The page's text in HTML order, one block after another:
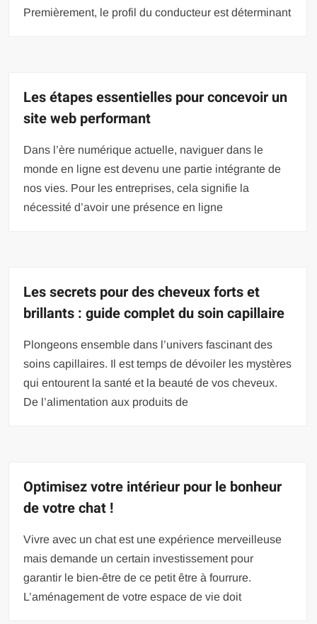
Premièrement, le profil du conducteur est déterminant
Les étapes essentielles pour concevoir un
site web performant
Dans l’ère numérique actuelle, naviguer dans le
monde en ligne est devenu une partie intégrante de
nos vies. Pour les entreprises, cela signifie la
nécessité d’avoir une présence en ligne
Les secrets pour des cheveux forts et
brillants : guide complet du soin capillaire
Plongeons ensemble dans l’univers fascinant des
soins capillaires. Il est temps de dévoiler les mystères
qui entourent la santé et la beauté de vos cheveux.
De l’alimentation aux produits de
Optimisez votre intérieur pour le bonheur
de votre chat !
Vivre avec un chat est une expérience merveilleuse
mais demande un certain investissement pour
garantir le bien-être de ce petit être à fourrure.
L’aménagement de votre espace de vie doit